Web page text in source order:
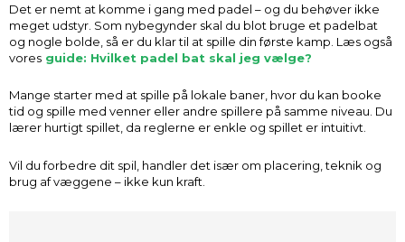
Det er nemt at komme i gang med padel – og du behøver ikke
meget udstyr. Som nybegynder skal du blot bruge et padelbat
og nogle bolde, så er du klar til at spille din første kamp. Læs også
vores guide: Hvilket padel bat skal jeg vælge?
Mange starter med at spille på lokale baner, hvor du kan booke
tid og spille med venner eller andre spillere på samme niveau. Du
lærer hurtigt spillet, da reglerne er enkle og spillet er intuitivt.
Vil du forbedre dit spil, handler det især om placering, teknik og
brug af væggene – ikke kun kraft.